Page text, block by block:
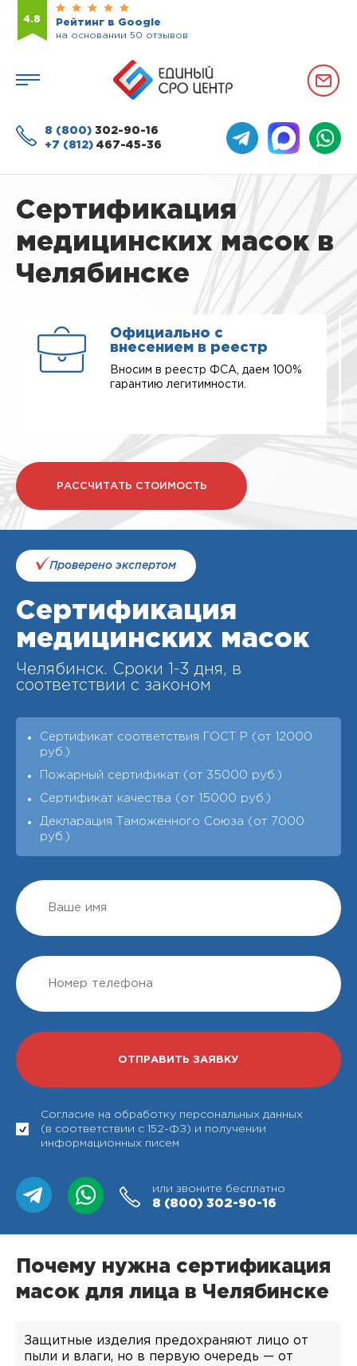
4.8
Рейтинг в Google
на основании 50 отзывов
8 (800) 302-90-16
+7 (812) 467-45-36
Сертификация
медицинских масок в
Челябинске
Официально с
внесением в реестр
Вносим в реестр ФСА, даем 100%
гарантию легитимности.
РАССЧИТАТЬ СТОИМОСТЬ
Проверено экспертом
Сертификация
медицинских масок
Челябинск. Cроки 1-3 дня, в
соответствии с законом
Сертификат соответствия ГОСТ Р (от 12000
руб.)
Пожарный сертификат (от 35000 руб.)
Сертификат качества (от 15000 руб.)
Декларация Таможенного Союза (от 7000
руб.)
Согласие на обработку персональных данных
(в соответствии с 152-ФЗ) и получении
информационных писем
или звоните бесплатно
8 (800) 302-90-16
Почему нужна сертификация
масок для лица в Челябинске
Защитные изделия предохраняют лицо от
пыли и влаги, но в первую очередь — от